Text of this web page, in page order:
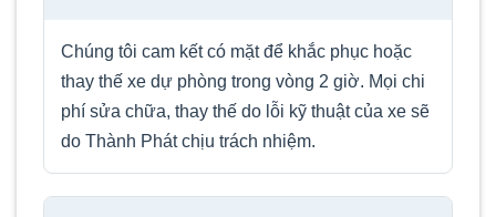
Chúng tôi cam kết có mặt để khắc phục hoặc
thay thế xe dự phòng trong vòng 2 giờ. Mọi chi
phí sửa chữa, thay thế do lỗi kỹ thuật của xe sẽ
do Thành Phát chịu trách nhiệm.